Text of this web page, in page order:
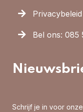
Privacybeleid
Bel ons: 085
Schrijf je in voor